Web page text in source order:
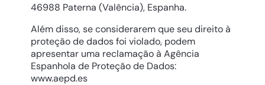
46988 Paterna (Valência), Espanha.
Além disso, se considerarem que seu direito à
proteção de dados foi violado, podem
apresentar uma reclamação à Agência
Espanhola de Proteção de Dados:
www.aepd.es